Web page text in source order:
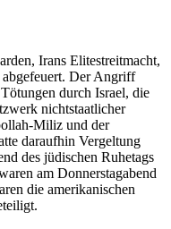
Irans Elitestreitmacht,
Der Angriff
durch Israel, die
nichtstaatlicher
Miliz und der
daraufhin Vergeltung
des jüdischen Ruhetags
am Donnerstagabend
die amerikanischen